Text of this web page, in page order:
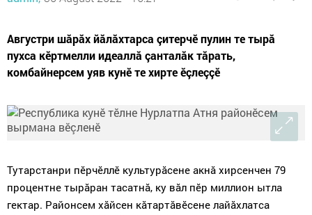
Августри шăрăх йăлăхтарса çитерчӗ пулин те тырă
пухса кӗртмелли идеаллă çанталăк тăрать,
комбайнерсем уяв кунӗ те хирте ӗçлеççӗ
Тутарстанри пӗрчӗллӗ культурăсене акнă хирсенчен 79
процентне тырăран тасатнă, ку вăл пӗр миллион ытла
гектар. Районсем хăйсен кăтартăвӗсене лайăхлатса